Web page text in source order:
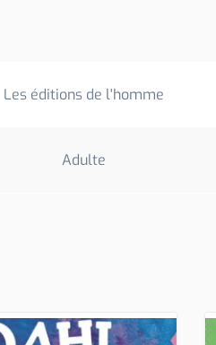
Les éditions de l'homme
Adulte